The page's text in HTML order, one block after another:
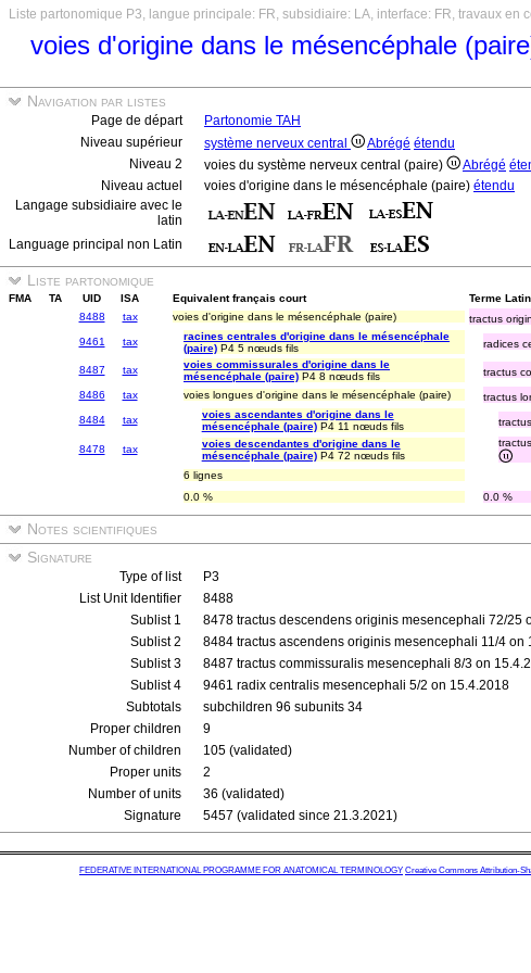
Liste partonomique P3, langue principale: FR, subsidiaire: LA, interface: FR, travaux en
voies d'origine dans le mésencéphale
Navigation par listes
Page de départ
Partonomie TAH
Niveau supérieur
système nerveux central Abrégé étendu
Niveau 2
voies du système nerveux central (paire) Abrégé
Niveau actuel
voies d'origine dans le mésencéphale (paire) étendu
Langage subsidiaire avec le
latin
Language principal non Latin
Liste partonomique
FMA TA UID ISA Equivalent français court
Terme
8488
tax voies d'origine dans le mésencéphale (paire)
tractus
9461
tax
racines centrales d'origine dans le mésencéphale
(paire) P4 5 nœuds fils radices
8487 tax
voies commissurales d'origine dans le
mésencéphale (paire) P4 8 nœuds fils
tractus
8486
tax voies longues d'origine dans le mésencéphale (paire)
tractus
8484
tax
voies ascendantes d'origine dans le
mésencéphale (paire)P4 11 nœuds fils
8478 tax
voies descendantes d'origine dans le
mésencéphale (paire)P4 72 nœuds fils
6 lignes
0.0 %
0.0 %
Notes scientifiques
Signature
Type of list
P3
List Unit Identifier
8488
Sublist 1
8478 tractus descendens originis mesencephali 72/25
Sublist 2
8484 tractus ascendens originis mesencephali 11/4 on
Sublist 3
8487 tractus commissuralis mesencephali 8/3 on
Sublist 4
9461 radix centralis mesencephali 5/2 on 15.4.2018
Subtotals
subchildren 96 subunits 34
Proper children
9
Number of children
105 (validated)
Proper units
2
Number of units
36 (validated)
Signature
5457 (validated since 21.3.2021)
FEDERATIVE INTERNATIONAL PROGRAMME FOR ANATOMICAL TERMINOLOGY Creative Commons Attribution-